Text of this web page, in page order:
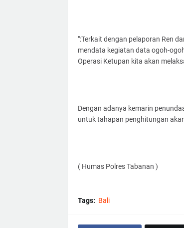
":Terkait dengan pelaporan Ren
mendata kegiatan data ogoh-
Operasi Ketupan kita akan
Dengan adanya kemarin
untuk tahapan penghitungan
( Humas Polres Tabanan )
Tags: Bali